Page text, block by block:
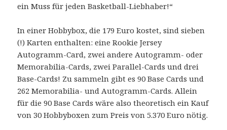
ein Muss für jeden Basketball-Liebhaber!“
In einer Hobbybox, die 179 Euro kostet, sind sieben
(!) Karten enthalten: eine Rookie Jersey
Autogramm-Card, zwei andere Autogramm- oder
Memorabilia-Cards, zwei Parallel-Cards und drei
Base-Cards! Zu sammeln gibt es 90 Base Cards und
262 Memorabilia- und Autogramm-Cards. Allein
für die 90 Base Cards wäre also theoretisch ein Kauf
von 30 Hobbyboxen zum Preis von 5.370 Euro nötig.